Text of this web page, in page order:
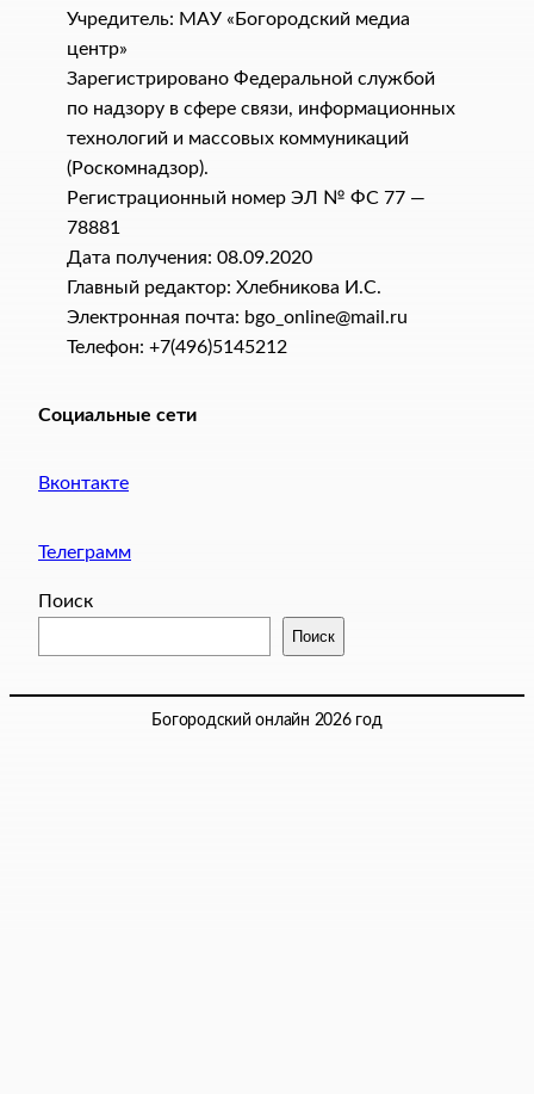
Учредитель: МАУ «Богородский медиа
центр»
Зарегистрировано Федеральной службой
по надзору в сфере связи, информационных
технологий и массовых коммуникаций
(Роскомнадзор).
Регистрационный номер ЭЛ № ФС 77 —
78881
Дата получения: 08.09.2020
Главный редактор: Хлебникова И.C.
Электронная почта: bgo_online@mail.ru
Телефон: +7(496)5145212
Социальные сети
Вконтакте
Телеграмм
Поиск
Поиск
Богородский онлайн 2026 год